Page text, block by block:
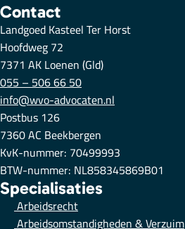
Contact
Landgoed Kasteel Ter Horst
Hoofdweg 72
7371 AK Loenen (Gld)
055 – 506 66 50
info@wvo-advocaten.nl
Postbus 126
7360 AC Beekbergen
KvK-nummer: 70499993
BTW-nummer: NL858345869B01
Specialisaties
Arbeidsrecht
Arbeidsomstandigheden & Verzuim